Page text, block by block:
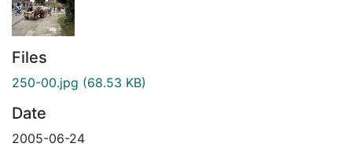
Files
250-00.jpg (68.53 KB)
Date
2005-06-24